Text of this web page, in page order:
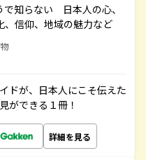
で知らない 日本人の心、
、信仰、地域の魅力など
ドが、日本人にこそ伝えた
ができる１冊！
詳細を見る